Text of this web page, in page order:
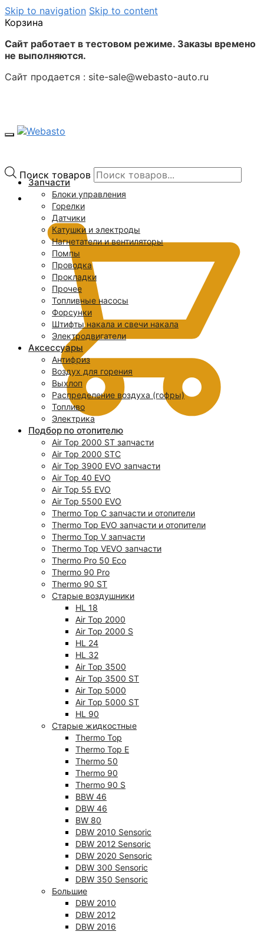
Skip to navigation Skip to content
Корзина
Сайт работает в тестовом режиме. Заказы времено
не выполняются.
Сайт продается : site-sale@webasto-auto.ru
Поиск товаров
Запчасти
Блоки управления
Горелки
Датчики
Катушки и электроды
Нагнетатели и вентиляторы
Помпы
Проводка
Прокладки
Прочее
Топливные насосы
Форсунки
Штифты накала и свечи накала
Электродвигатели
Аксессуары
Антифриз
Воздух для горения
Выхлоп
Распределение воздуха (гофры)
Топливо
Электрика
Подбор по отопителю
Air Top 2000 ST запчасти
Air Top 2000 STC
Air Top 3900 EVO запчасти
Air Top 40 EVO
Air Top 55 EVO
Air Top 5500 EVO
Thermo Top C запчасти и отопители
Thermo Top EVO запчасти и отопители
Thermo Top V запчасти
Thermo Top VEVO запчасти
Thermo Pro 50 Eco
Thermo 90 Pro
Thermo 90 ST
Старые воздушники
HL 18
Air Top 2000
Air Top 2000 S
HL 24
HL 32
Air Top 3500
Air Top 3500 ST
Air Top 5000
Air Top 5000 ST
HL 90
Старые жидкостные
Thermo Top
Thermo Top E
Thermo 50
Thermo 90
Thermo 90 S
BBW 46
DBW 46
BW 80
DBW 2010 Sensoric
DBW 2012 Sensoric
DBW 2020 Sensoric
DBW 300 Sensoric
DBW 350 Sensoric
Большие
DBW 2010
DBW 2012
DBW 2016